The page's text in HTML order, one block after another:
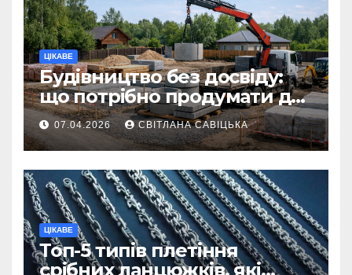
ЦІКАВЕ
Будівництво без досвіду:
що потрібно продумати до
першої доставки на
ділянку
07.04.2026 СВІТЛАНА САВІЦЬКА
ЦІКАВЕ
Топ-5 типів плетіння
срібних ланцюжків, які